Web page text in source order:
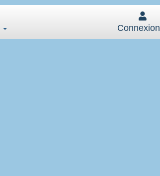
Connexion